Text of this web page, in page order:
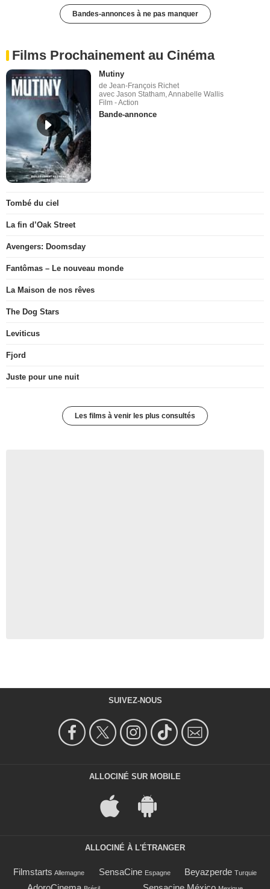
Bandes-annonces à ne pas manquer
Films Prochainement au Cinéma
Mutiny
de Jean-François Richet
avec Jason Statham, Annabelle Wallis
Film - Action
Bande-annonce
Tombé du ciel
La fin d’Oak Street
Avengers: Doomsday
Fantômas – Le nouveau monde
La Maison de nos rêves
The Dog Stars
Leviticus
Fjord
Juste pour une nuit
Les films à venir les plus consultés
SUIVEZ-NOUS
ALLOCINÉ SUR MOBILE
ALLOCINÉ À L'ÉTRANGER
Filmstarts Allemagne SensaCine Espagne Beyazperde Turquie